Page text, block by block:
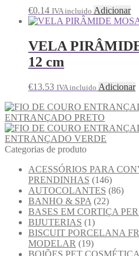
€0.14 IVA incluido Adicionar
VELA
12 cm
€13.53 IVA incluido Adicionar
ENTRANÇADO PRETO
ENTRANÇADO VERDE
Categorias de produto
ACESSÓRIOS PARA
PRENDINHAS (146)
AUTOCOLANTES (86)
BANHO & SPA (22)
BASES EM CORTIÇA
BIJUTERIAS (1)
BISCUIT PORCELANA
MODELAR (19)
BOIÕES PET